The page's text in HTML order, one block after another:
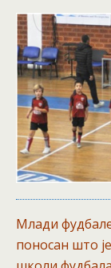
Млади
поносан што